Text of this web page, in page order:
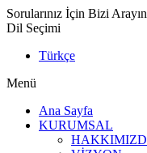
Sorularınız İçin Bizi
Dil Seçimi
Türkçe
Menü
Ana Sayfa
KURUMSAL